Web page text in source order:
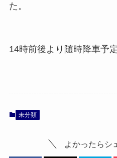
た。
14時前後より随時降車予定
未分類
よかったらシ